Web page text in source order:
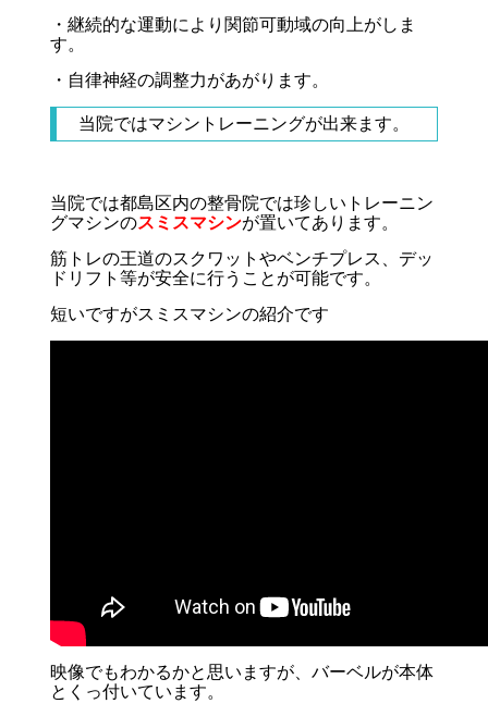
・継続的な運動により関節可動域の向上がしま
す。
・自律神経の調整力があがります。
当院ではマシントレーニングが出来ます。
当院では都島区内の整骨院では珍しいトレーニン
グマシンのスミスマシンが置いてあります。
筋トレの王道のスクワットやベンチプレス、デッ
ドリフト等が安全に行うことが可能です。
短いですがスミスマシンの紹介です
映像でもわかるかと思いますが、バーベルが本体
とくっ付いています。